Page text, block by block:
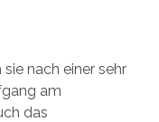
nach einer sehr
am
das